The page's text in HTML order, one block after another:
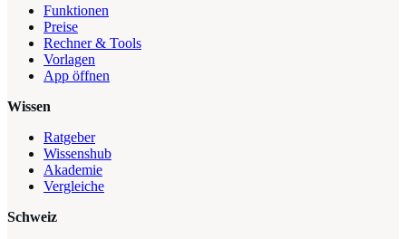
Funktionen
Preise
Rechner & Tools
Vorlagen
App öffnen
Wissen
Ratgeber
Wissenshub
Akademie
Vergleiche
Schweiz